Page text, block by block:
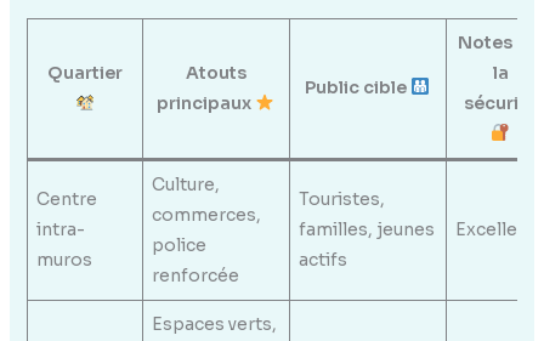
Quartier
Atouts
principaux
Public cible
Notes sur
la
sécurité
Centre
intra-
muros
Culture,
commerces,
police
renforcée
Touristes,
familles, jeunes
actifs
Espaces verts,